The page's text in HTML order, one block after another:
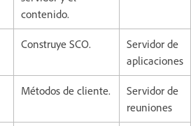
contenido.
Construye SCO.
Servidor de
aplicaciones
Métodos de cliente.
Servidor de
reuniones